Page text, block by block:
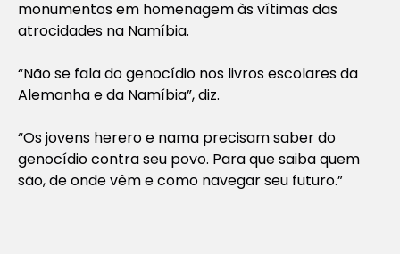
monumentos em homenagem às vítimas das
atrocidades na Namíbia.
“Não se fala do genocídio nos livros escolares da
Alemanha e da Namíbia”, diz.
“Os jovens herero e nama precisam saber do
genocídio contra seu povo. Para que saiba quem
são, de onde vêm e como navegar seu futuro.”